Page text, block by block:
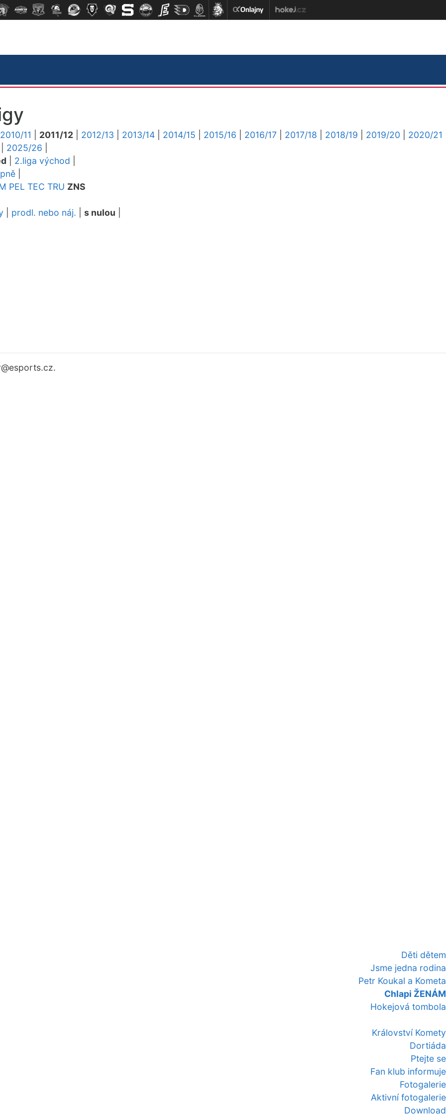
Děti dětem
Jsme jedna rodina
Petr Koukal a Kometa
Chlapi ŽENÁM
Hokejová tombola
Království Komety
Dortiáda
Ptejte se
Fan klub informuje
Fotogalerie
Aktivní fotogalerie
Download
2010/11 2011/12 2012/13 2013/14 2014/15 2015/16 2016/17 2017/18 2018/19 2019/20
2020/21
2025/26
2.liga východ
PEL TEC TRU ZNS
prodl. nebo náj. s nulou
@esports.cz.